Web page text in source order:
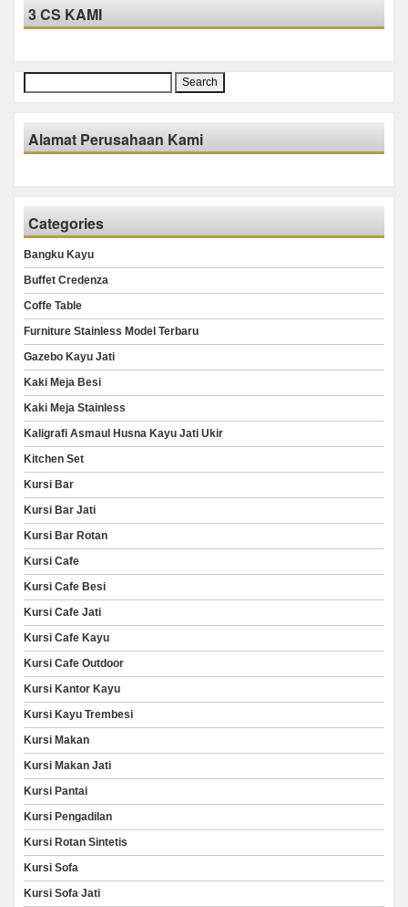
3 CS KAMI
for:
Alamat Perusahaan Kami
Categories
Bangku Kayu
Buffet Credenza
Coffe Table
Furniture Stainless Model Terbaru
Gazebo Kayu Jati
Kaki Meja Besi
Kaki Meja Stainless
Kaligrafi Asmaul Husna Kayu Jati Ukir
Kitchen Set
Kursi Bar
Kursi Bar Jati
Kursi Bar Rotan
Kursi Cafe
Kursi Cafe Besi
Kursi Cafe Jati
Kursi Cafe Kayu
Kursi Cafe Outdoor
Kursi Kantor Kayu
Kursi Kayu Trembesi
Kursi Makan
Kursi Makan Jati
Kursi Pantai
Kursi Pengadilan
Kursi Rotan Sintetis
Kursi Sofa
Kursi Sofa Jati